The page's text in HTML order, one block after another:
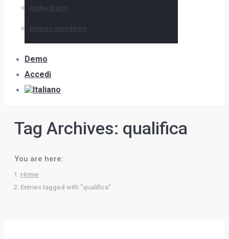
Richiedi info
Diventa rivenditore
Demo
Accedi
Tag Archives: qualifica
You are here:
Home
Entries tagged with "qualifica"